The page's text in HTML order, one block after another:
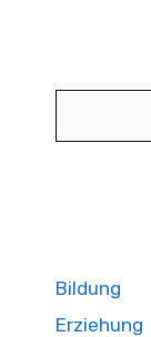
Bildung
Erziehung